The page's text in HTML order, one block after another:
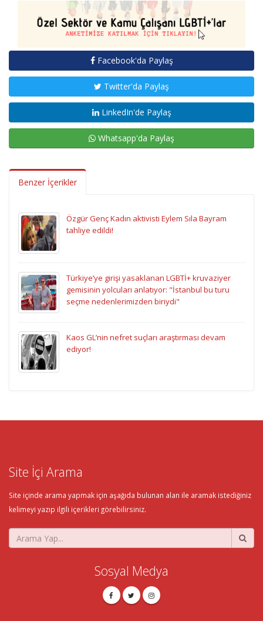
Facebook'da Paylaş
Twitter'da Paylaş
LinkedIn'de Paylaş
Whatsapp'da Paylaş
Benzer İçerikler
Özgür Genç Kadın aktivisti Eylem Sıla Bayram
tahliye edildi!
Türkiye’ye girişi yasaklanan LGBTİ+ kruvaziyer
gemisinin yolcuları anlatıyor: "İstanbul bu turu
seçme nedenlerimizden biriydi"
Kaos GL’nin nefret suçları araştırması devam
ediyor!
Site İçi Arama
Site içinde arama yapmak için aşağıda bulunan alan ile aramak istediğiniz
kelimeyi yazıp ilgili içerikleri görebilirsiniz.
Sosyal Medya